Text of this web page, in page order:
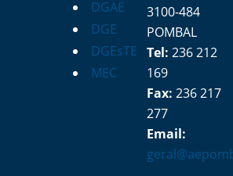
DGAE
DGE
DGEsTE
MEC
3100-484
POMBAL
Tel: 236 212
169
Fax: 236 217
277
Email: